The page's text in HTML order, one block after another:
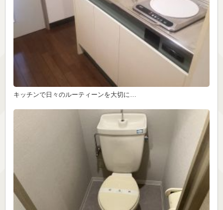
キッチンで日々のルーティーンを大切に…